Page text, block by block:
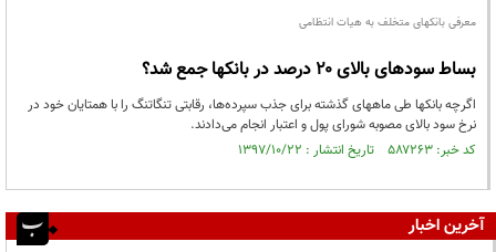
معرفی بانکهای متخلف به هیات انتظامی
بساط سودهای بالای ۲۰ درصد در بانکها جمع شد؟
اگرچه بانکها طی ماههای گذشته برای جذب سپرده‌ها، رقابتی تنگاتنگ را با همتایان خود در
نرخ سود بالای مصوبه شورای پول و اعتبار انجام می‌دادند.
کد خبر: ۵۸۷۲۶۳ تاریخ انتشار : ۱۳۹۷/۱۰/۲۲
آخرین اخبار